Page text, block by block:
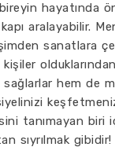
hayatında
aralayabilir.
sanatlara
kişiler
sağlarlar hem de
tanımayan biri
sıyrılmak gibidir!